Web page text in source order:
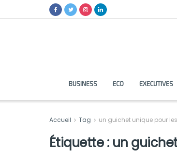
BUSINESS ECO EXECUTIVES
Accueil Tag un guichet unique pour
Étiquette : un